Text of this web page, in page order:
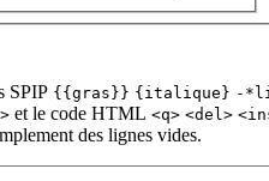
SPIP {{gras}} {italique} -
et le code HTML <q> <del>
des lignes vides.